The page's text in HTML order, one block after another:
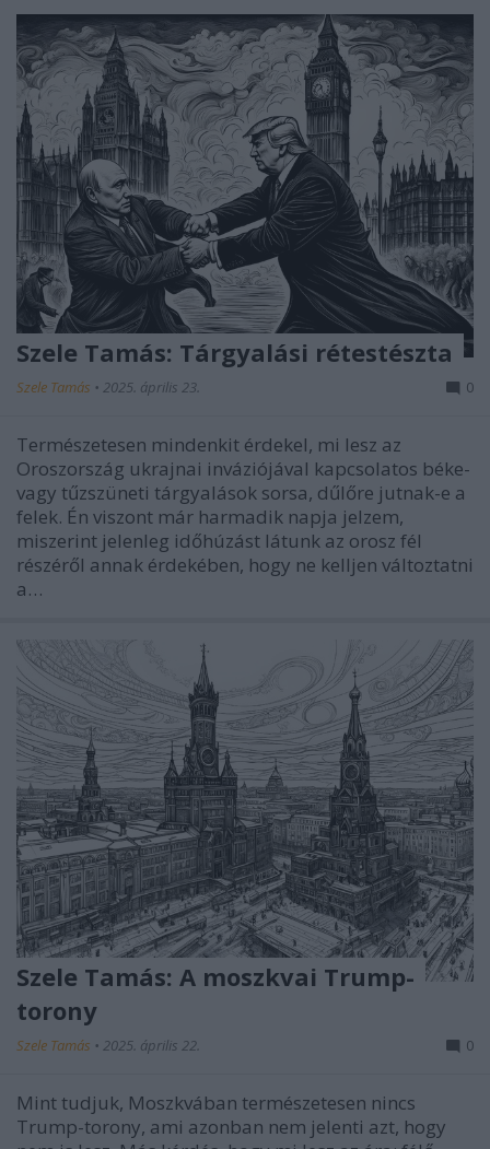
Szele Tamás: Tárgyalási rétestészta
Szele Tamás • 2025. április 23. 0
Természetesen mindenkit érdekel, mi lesz az
Oroszország ukrajnai inváziójával kapcsolatos béke-
vagy tűzszüneti tárgyalások sorsa, dűlőre jutnak-e a
felek. Én viszont már harmadik napja jelzem,
miszerint jelenleg időhúzást látunk az orosz fél
részéről annak érdekében, hogy ne kelljen változtatni
a…
Szele Tamás: A moszkvai Trump-
torony
Szele Tamás • 2025. április 22. 0
Mint tudjuk, Moszkvában természetesen nincs
Trump-torony, ami azonban nem jelenti azt, hogy